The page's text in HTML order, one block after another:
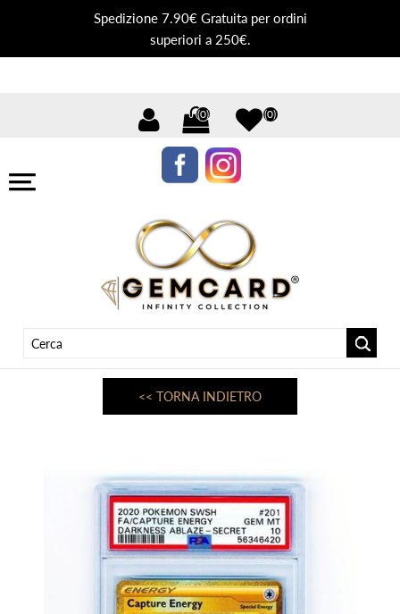
Spedizione 7.90€ Gratuita per ordini
superiori a 250€.
(0) (0)
<< TORNA INDIETRO